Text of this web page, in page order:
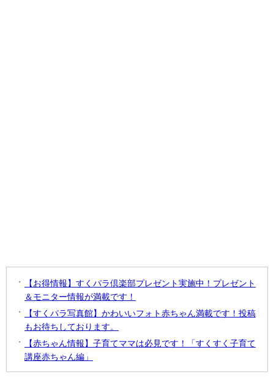
【お得情報】すくパラ倶楽部プレゼント実施中！プレゼント
＆モニター情報が満載です！
【すくパラ写真館】かわいいフォト赤ちゃん満載です！投稿
もお待ちしております。
【赤ちゃん情報】子育てママは必見です！「すくすく子育て
講座赤ちゃん編」